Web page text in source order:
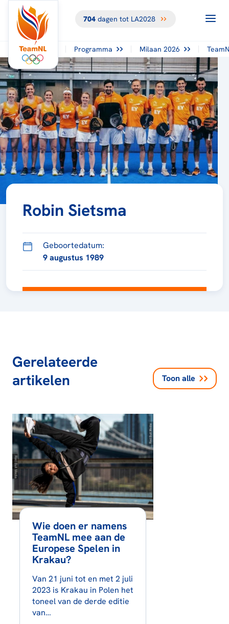
704dagen tot LA2028
Programma Milaan 2026
Robin Sietsma
Geboortedatum:
9 augustus 1989
Gerelateerde
artikelen
Toon alle
Wie doen er namens
TeamNL mee aan de
Europese Spelen in
Krakau?
Van 21 juni tot en met 2 juli
2023 is Krakau in Polen het
toneel van de derde editie
van…